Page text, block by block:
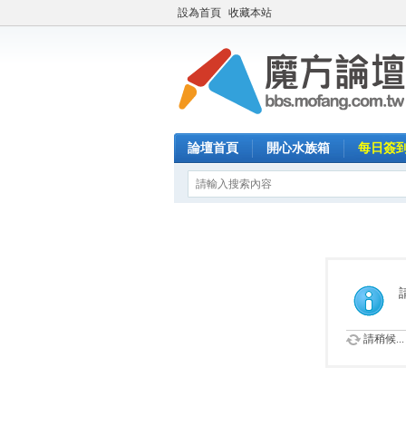
設為首頁 收藏本站
論壇首頁 開心水族箱 每日簽到
請稍候...